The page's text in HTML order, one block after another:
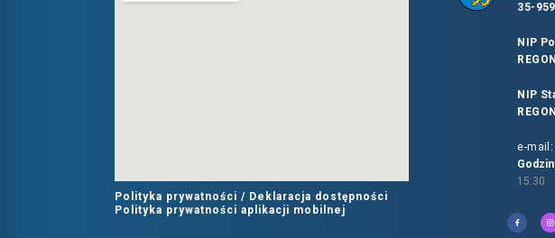
Polityka prywatności / Deklaracja dostępności
Polityka prywatności aplikacji mobilnej
35-
NIP
NIP
e-mail:
15:30